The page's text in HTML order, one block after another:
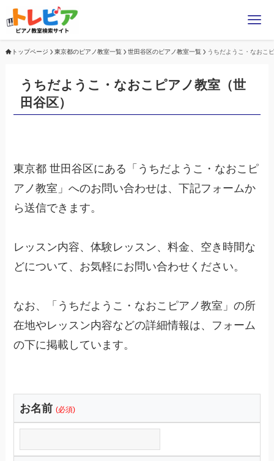
トップページ 東京都のピアノ教室一覧 世田谷区のピアノ教室一覧 うちだようこ・なおこ
うちだようこ・なおこピアノ教室（世
田谷区）
東京都 世田谷区にある「うちだようこ・なおこピ
アノ教室」へのお問い合わせは、下記フォームか
ら送信できます。
レッスン内容、体験レッスン、料金、空き時間な
どについて、お気軽にお問い合わせください。
なお、「うちだようこ・なおこピアノ教室」の所
在地やレッスン内容などの詳細情報は、フォーム
の下に掲載しています。
お名前 (必須)